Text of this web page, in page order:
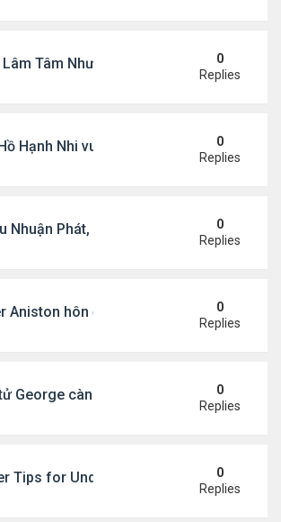
Tâm Như - Hoắc Kiến Hoa
0
Replies
Hạnh Nhi vui vẻ ôm người cũ của vợ
0
Replies
Nhuận Phát, Lưu Gia Linh viếng vợ cũ ..
0
Replies
Aniston hôn đắm đuối bạn trai trên du
0
Replies
George càng lớn càng điển trai0
Replies
Tips for Understanding Diablo 4 Items
0
Replies